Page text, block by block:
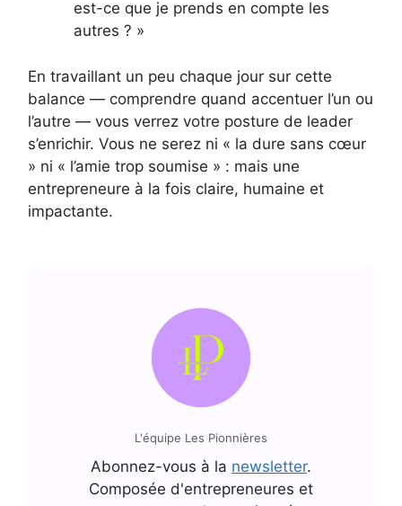
est-ce que je prends en compte les
autres ? »
En travaillant un peu chaque jour sur cette
balance — comprendre quand accentuer l’un ou
l’autre — vous verrez votre posture de leader
s’enrichir. Vous ne serez ni « la dure sans cœur
» ni « l’amie trop soumise » : mais une
entrepreneure à la fois claire, humaine et
impactante.
L'équipe Les Pionnières
Abonnez-vous à la newsletter.
Composée d'entrepreneures et